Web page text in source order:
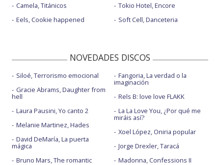
Hair - con Little Mix
Light my fire - con Gwen Stefani y Shenseea
Mad love - con David Guetta y Becky G
No lie - con Dua Lipa
Only fanz - con Ty Dolla $ign
Camela, Titánicos
Eels, Cookie happened
Tokio Hotel, Encore
Soft Cell, Danceteria
NOVEDADES DISCOS
Siloé, Terrorismo emocional
Gracie Abrams, Daughter from
hell
Laura Pausini, Yo canto 2
Melanie Martinez, Hades
David DeMaría, La puerta
mágica
Bruno Mars, The romantic
Fangoria, La verdad o la
imaginación
Rels B: love love FLAKK
La La Love You, ¿Por qué me
miráis así?
Xoel López, Oniria popular
Jorge Drexler, Taracá
Madonna, Confessions II